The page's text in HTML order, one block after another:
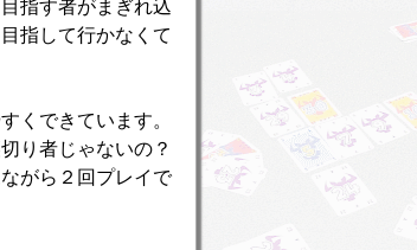
指す者がまぎれ込
指して行かなくて
くできています。
り者じゃないの？
がら２回プレイで